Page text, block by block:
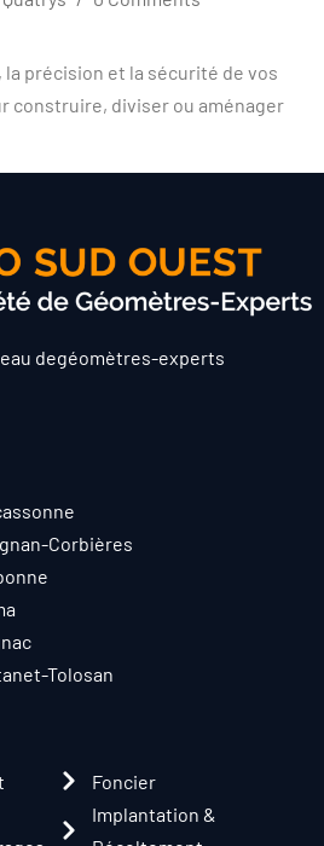
précision et la sécurité de vos
construire, diviser ou aménager
degéomètres-experts
Corbières
Tolosan
Foncier
Implantation &